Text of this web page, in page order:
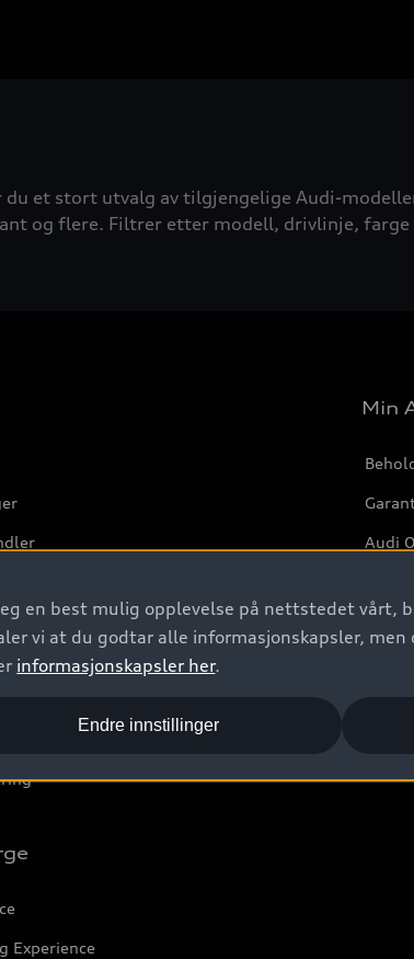
et stort utvalg av tilgjengelige Audi-
og flere. Filtrer etter modell, drivlinje,
Min
Audi
Experience
en best mulig opplevelse på nettstedet vårt,
vi at du godtar alle informasjonskapsler,
informasjonskapsler her.
Endre innstillinger